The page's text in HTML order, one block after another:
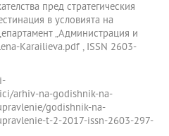
пред стратегическия
в условията на
„Администрация и
Karailieva.pdf , ISSN 2603-
arhiv-na-godishnik-na-
godishnik-na-
t-2-2017-issn-2603-297-